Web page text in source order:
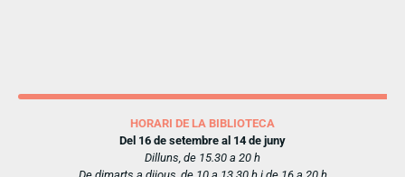
HORARI DE LA BIBLIOTECA
Del 16 de setembre al 14 de juny
Dilluns, de 15.30 a 20 h